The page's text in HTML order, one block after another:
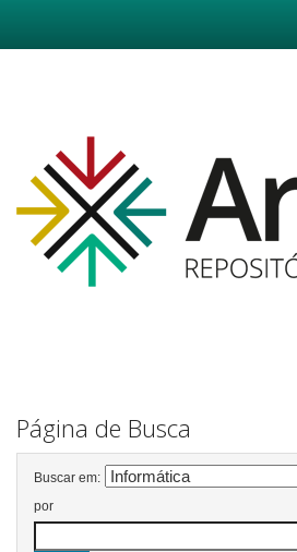
Página de Busca
Buscar em:
por